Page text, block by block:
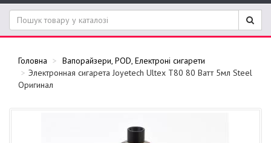
Головна
Вапорайзери, POD, Електроні сигарети
Электронная сигарета Joyetech Ultex T80 80 Ватт 5мл Steel
Оригинал